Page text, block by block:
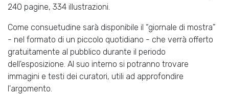
240 pagine, 334 illustrazioni.
Come consuetudine sarà disponibile il “giornale di mostra”
- nel formato di un piccolo quotidiano - che verrà offerto
gratuitamente al pubblico durante il periodo
dell'esposizione. Al suo interno si potranno trovare
immagini e testi dei curatori, utili ad approfondire
l'argomento.